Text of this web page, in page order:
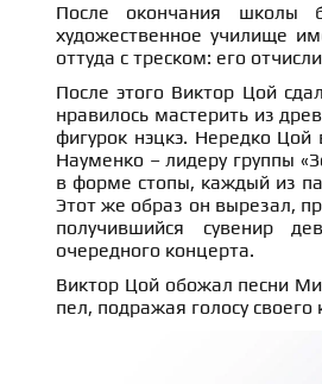
После окончания школы
художественное училище
оттуда с треском: его
После этого Виктор Цой
нравилось мастерить из
фигурок нэцкэ. Нередко
Науменко – лидеру группы
в форме стопы, каждый из
Этот же образ он вырезал,
получившийся сувенир
очередного концерта.
Виктор Цой обожал песни
пел, подражая голосу